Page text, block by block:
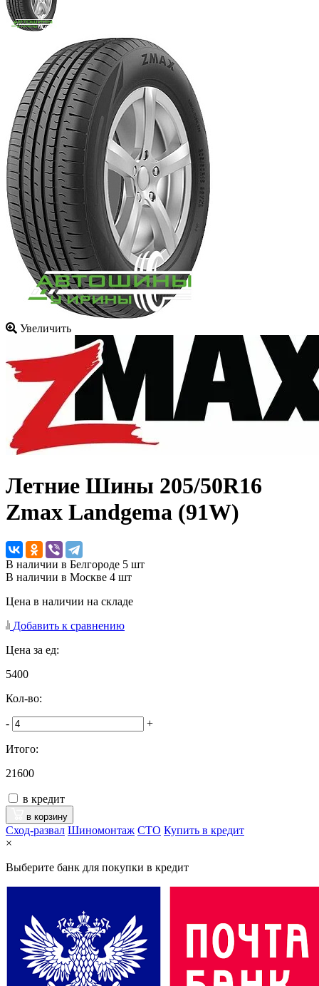
Увеличить
Летние Шины 205/50R16
Zmax Landgema (91W)
В наличии в Белгороде 5 шт
В наличии в Москве 4 шт
Цена в наличии на складе
Добавить к сравнению
Цена за ед:
5400
Кол-во:
- +
Итого:
21600
в кредит
в корзину
Сход-развал Шиномонтаж CTO Купить в кредит
×
Выберите банк для покупки в кредит